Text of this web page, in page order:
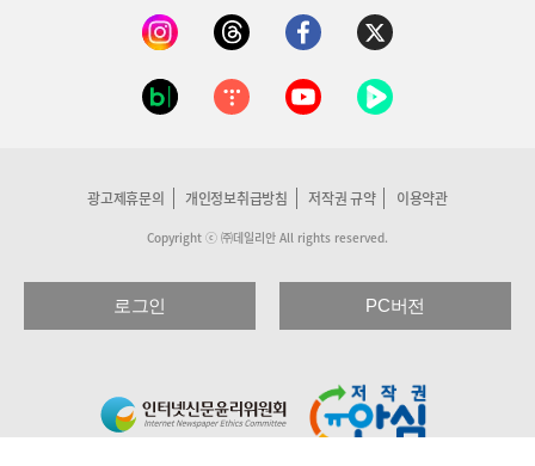
광고제휴문의 개인정보취급방침 저작권 규약 이용약관
Copyright ⓒ ㈜데일리안 All rights reserved.
로그인 PC버전